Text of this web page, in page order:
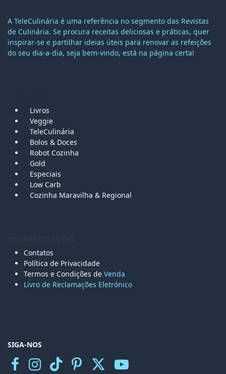
A TeleCulinária é uma referência no segmento das Revistas
de Culinária. Se procura receitas deliciosas e práticas, quer
inspirar-se e partilhar ideias úteis para renovar as refeições
do seu dia-a-dia, seja bem-vindo, está na página certa!
Livros
Veggie
TeleCulinária
Bolos & Doces
Robot Cozinha
Gold
Especiais
Low Carb
Cozinha Maravilha & Regional
Contatos
Política de Privacidade
Termos e Condições de Venda
Livro de Reclamações Eletrónico
SIGA-NOS